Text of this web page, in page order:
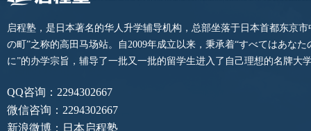
启程塾，是日本著名的华人升学辅导机构，总部坐落于日本首都东京市
の町”之称的高田马场站。自2009年成立以来，秉承着“すべてはあなた
に”的办学宗旨，辅导了一批又一批的留学生进入了自己理想的名牌大
QQ咨询：2294302667
微信咨询：2294302667
新浪微博：日本启程塾